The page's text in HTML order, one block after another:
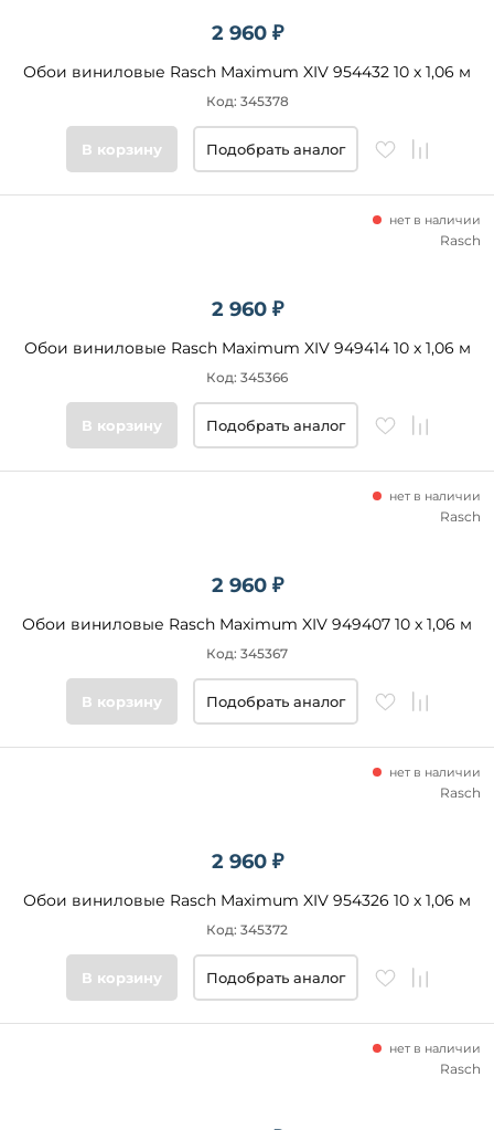
2 960 ₽
Обои виниловые Rasch Maximum XIV 954432 10 x 1,06 м
Код: 345378
В корзину Подобрать аналог
2 960 ₽
Обои виниловые Rasch Maximum XIV 949414 10 x 1,06 м
нет в наличии
Код: 345366
Rasch
В корзину Подобрать аналог
2 960 ₽
Обои виниловые Rasch Maximum XIV 949407 10 x 1,06 м
нет в наличии
Код: 345367
Rasch
В корзину Подобрать аналог
2 960 ₽
Обои виниловые Rasch Maximum XIV 954326 10 x 1,06 м
нет в наличии
Код: 345372
Rasch
В корзину Подобрать аналог
нет в наличии
Rasch